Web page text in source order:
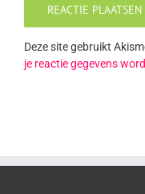
Deze site gebruikt
je reactie gegevens